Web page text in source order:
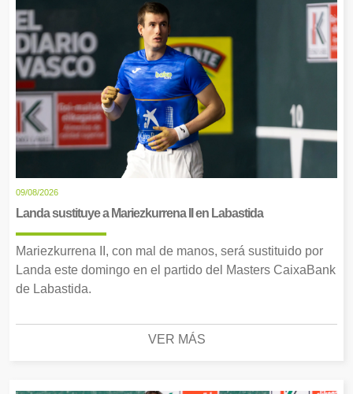
09/08/2026
Landa sustituye a Mariezkurrena II en Labastida
Mariezkurrena II, con mal de manos, será sustituido por
Landa este domingo en el partido del Masters CaixaBank
de Labastida.
VER MÁS